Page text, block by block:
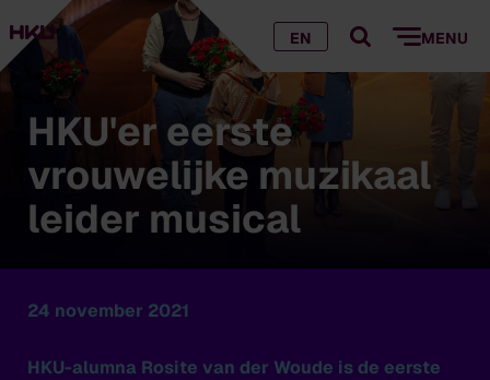
EN MENU
HKU'er eerste
vrouwelijke muzikaal
leider musical
24 november 2021
HKU-alumna Rosite van der Woude is de eerste